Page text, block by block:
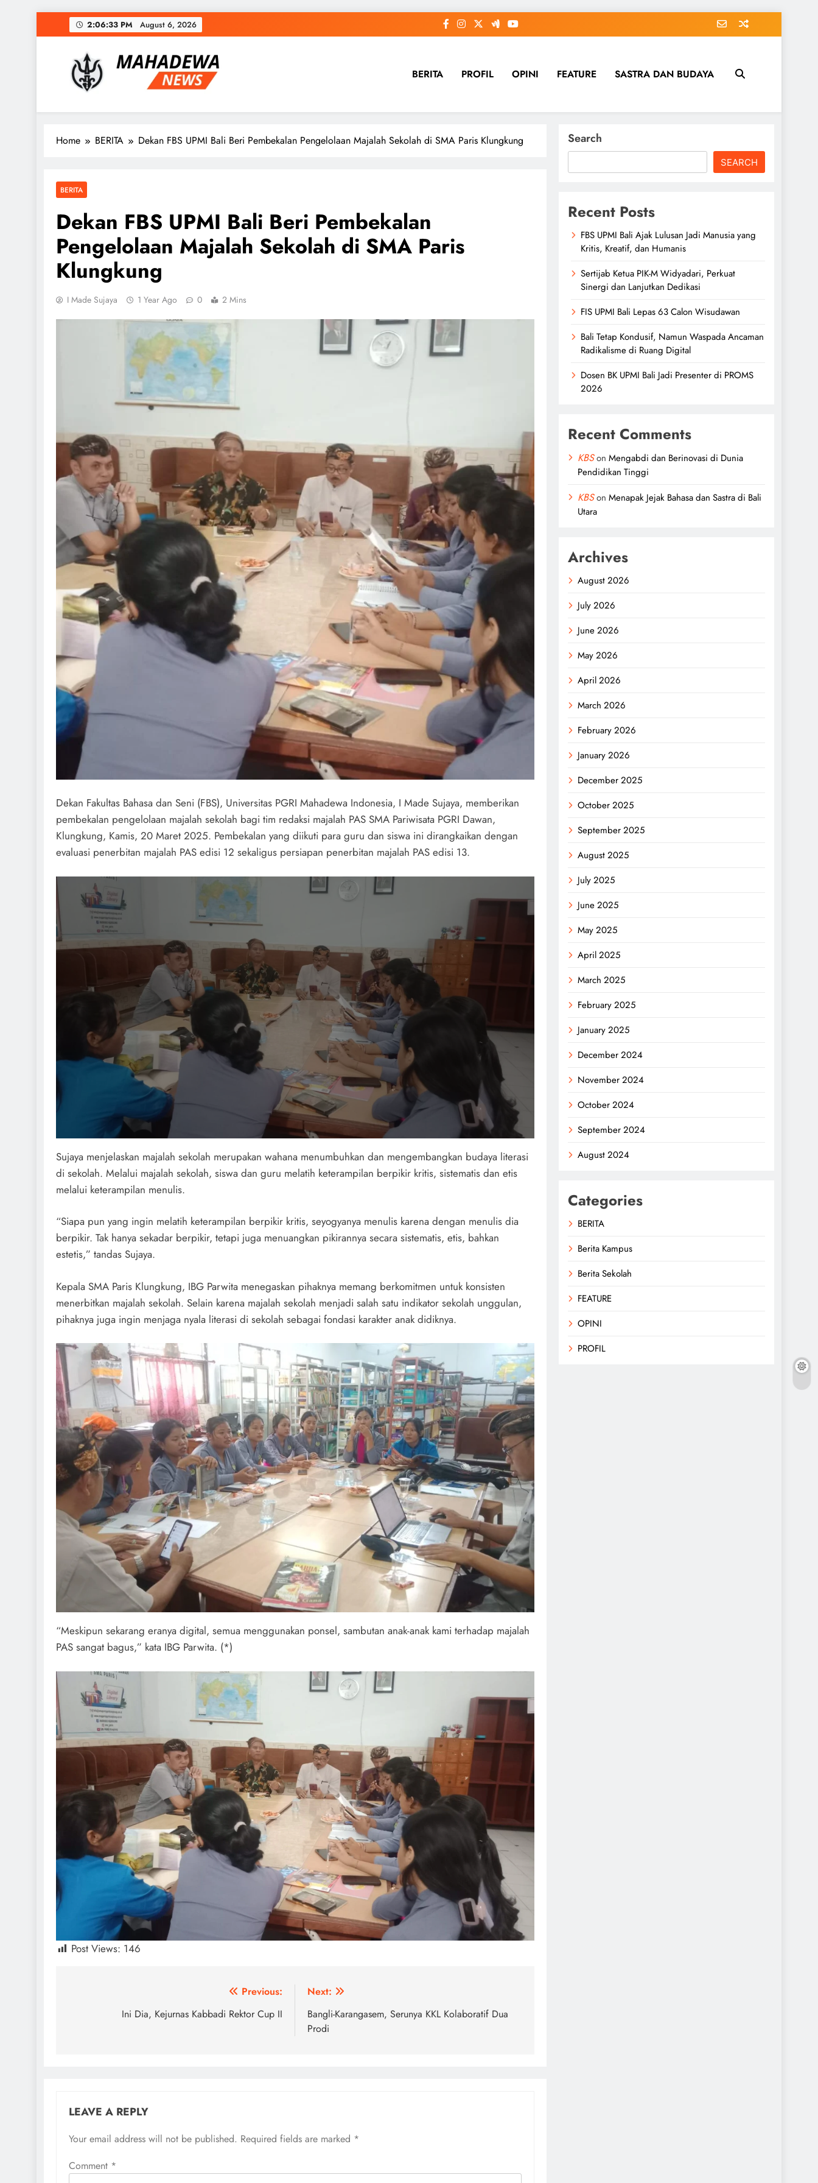
to
2:06:34 PM August 6, 2026
MAHADEWA NEWS
Berita Hari Ini, Untuk Masa Depan
BERITA PROFIL OPINI FEATURE SASTRA DAN BUDAYA
Home BERITA Dekan FBS UPMI Bali Beri Pembekalan Pengelolaan Majalah Sekolah di SMA Paris Klungkung
BERITA
Dekan FBS UPMI Bali Beri Pembekalan
Pengelolaan Majalah Sekolah di SMA Paris
Klungkung
I Made Sujaya 1 Year Ago 0 2 Mins
Dekan Fakultas Bahasa dan Seni (FBS), Universitas PGRI Mahadewa Indonesia, I Made Sujaya, memberikan
pembekalan pengelolaan majalah sekolah bagi tim redaksi majalah PAS SMA Pariwisata PGRI Dawan,
Klungkung, Kamis, 20 Maret 2025. Pembekalan yang diikuti para guru dan siswa ini dirangkaikan dengan
evaluasi penerbitan majalah PAS edisi 12 sekaligus persiapan penerbitan majalah PAS edisi 13.
Sujaya menjelaskan majalah sekolah merupakan wahana menumbuhkan dan mengembangkan budaya literasi
di sekolah. Melalui majalah sekolah, siswa dan guru melatih keterampilan berpikir kritis, sistematis dan etis
melalui keterampilan menulis.
“Siapa pun yang ingin melatih keterampilan berpikir kritis, seyogyanya menulis karena dengan menulis dia
berpikir. Tak hanya sekadar berpikir, tetapi juga menuangkan pikirannya secara sistematis, etis, bahkan
estetis,” tandas Sujaya.
Kepala SMA Paris Klungkung, IBG Parwita menegaskan pihaknya memang berkomitmen untuk konsisten
menerbitkan majalah sekolah. Selain karena majalah sekolah menjadi salah satu indikator sekolah unggulan,
pihaknya juga ingin menjaga nyala literasi di sekolah sebagai fondasi karakter anak didiknya.
“Meskipun sekarang eranya digital, semua menggunakan ponsel, sambutan anak-anak kami terhadap majalah
PAS sangat bagus,” kata IBG Parwita. (*)
Post Views: 146
navigation
Previous:
Ini Dia, Kejurnas Kabbadi Rektor Cup II
Next:
Bangli-Karangasem, Serunya KKL Kolaboratif Dua
Prodi
LEAVE A REPLY
Your email address will not be published. Required fields are marked *
Comment *
Search
SEARCH
Recent Posts
FBS UPMI Bali Ajak Lulusan Jadi Manusia yang
Kritis, Kreatif, dan Humanis
Sertijab Ketua PIK-M Widyadari, Perkuat
Sinergi dan Lanjutkan Dedikasi
FIS UPMI Bali Lepas 63 Calon Wisudawan
Bali Tetap Kondusif, Namun Waspada Ancaman
Radikalisme di Ruang Digital
Dosen BK UPMI Bali Jadi Presenter di PROMS
2026
Recent Comments
KBSon Mengabdi dan Berinovasi di Dunia
Pendidikan Tinggi
KBSon Menapak Jejak Bahasa dan Sastra di Bali
Utara
Archives
August 2026
July 2026
June 2026
May 2026
April 2026
March 2026
February 2026
January 2026
December 2025
October 2025
September 2025
August 2025
July 2025
June 2025
May 2025
April 2025
March 2025
February 2025
January 2025
December 2024
November 2024
October 2024
September 2024
August 2024
Categories
BERITA
Berita Kampus
Berita Sekolah
FEATURE
OPINI
PROFIL